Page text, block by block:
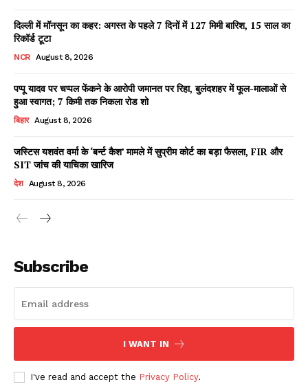
Facebook
X WhatsApp
Share
Read Latest News on AIN
दिल्ली में मॉनसून का कहर: अगस्त के पहले 7 दिनों में 127 मिमी बारिश, 15 साल का
रिकॉर्ड टूटा
NCR August 8, 2026
पप्पू यादव पर चप्पल फेंकने के आरोपी जमानत पर रिहा, बुलंदशहर में फूल-मालाओं से
हुआ स्वागत; 7 किमी तक निकला रोड शो
बिहार August 8, 2026
जस्टिस यशवंत वर्मा के ‘बर्न्ट कैश’ मामले में सुप्रीम कोर्ट का बड़ा फैसला, FIR और
SIT जांच की याचिका खारिज
देश August 8, 2026
Subscribe
I WANT IN
I've read and accept the Privacy Policy.